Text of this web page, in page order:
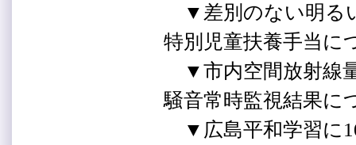
▼差別のない明る
特別児童扶養手当に
▼市内空間放射線
騒音常時監視結果に
▼広島平和学習に